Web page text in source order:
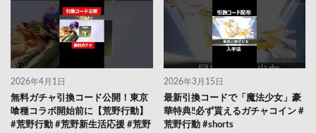
2026年4月1日
無料ガチャ引換コード公開！東京
喰種コラボ開始前に【荒野行動】
#荒野行動 #荒野新生活応援 #荒野
2026年3月15日
最新引換コードで「魔法少女」豪
華特典‼️必ず貰えるガチャコイン #
荒野行動 #shorts